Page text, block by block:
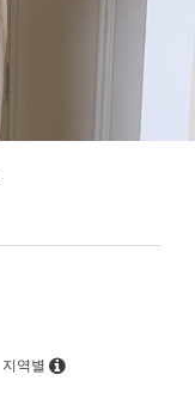
지역별